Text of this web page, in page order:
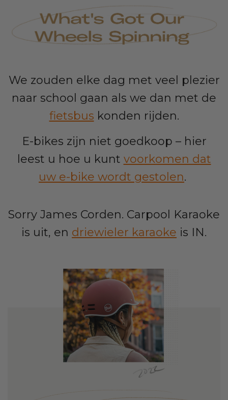
We zouden elke dag met veel plezier
naar school gaan als we dan met de
fietsbus konden rijden.
E-bikes zijn niet goedkoop – hier
leest u hoe u kunt voorkomen dat
uw e-bike wordt gestolen.
Sorry James Corden. Carpool Karaoke
is uit, en driewieler karaoke is IN.